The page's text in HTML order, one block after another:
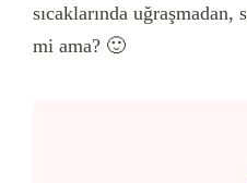
sıcaklarında
mi ama? 🙂